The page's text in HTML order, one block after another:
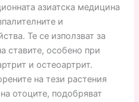
азиатска медицина
и
Те се използват за
ставите, особено при
и остеоартрит.
на тези растения
отоците, подобряват